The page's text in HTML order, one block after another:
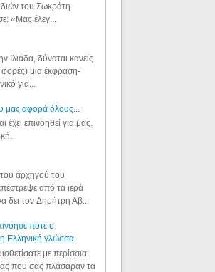
του Σωκράτη
«Μας έλεγ...
Ιλιάδα, δύναται κανείς
φορές) μια έκφραση-
για...
μας αφορά όλους...
επινοηθεί για μας.
αρχηγού του
από τα ιερά
δει τον Δημήτρη Αβ...
ποτε ο
Ελληνική γλώσσα.
με περίσσια
που σας πλάσαραν τα